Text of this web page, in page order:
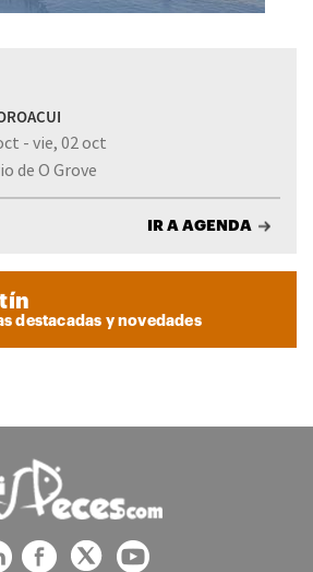
- vie, 02 oct
de O Grove
IR A AGENDA
destacadas y novedades